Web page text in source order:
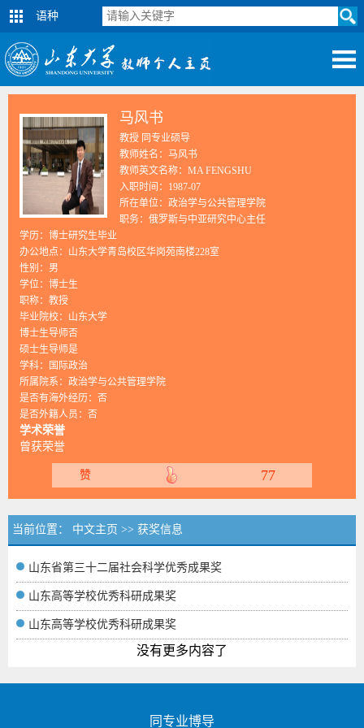
语种
马风书
教授 同专业硕导
教师姓名：马风书
教师英文名称：MA FENGSHU
入职时间：1987-07
所在单位：政治学与公共管理学院
职务：俄罗斯与中亚研究中心主任
学历：博士研究生毕业
办公地点：山东大学青岛校区华岗苑南楼228室
性别：男
学位：博士生
职称：教授
毕业院校：山东大学
博士生导师否
硕士生导师是
学科：国际政治
所属院系：政治学与公共管理学院
是否有海外经历：否
是否外籍人员：否
学术荣誉
曾获荣誉
赞 77
当前位置： 中文主页 >> 获奖信息
山东省第三十二届社会科学优秀成果奖
山东高等学校优秀科研成果奖
山东高等学校优秀科研成果奖
没有更多内容了
同专业博导